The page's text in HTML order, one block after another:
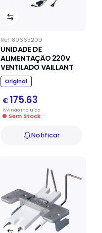
Ref. 80665209
UNIDADE DE
ALIMENTAÇÃO 220V
VENTILADO VAILLANT
Original
€ 175.63
IVA nãoincluído
Sem Stock
Notificar